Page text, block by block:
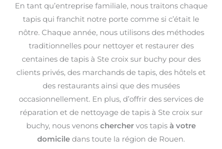
En tant qu’entreprise familiale, nous traitons chaque
tapis qui franchit notre porte comme si c’était le
nôtre. Chaque année, nous utilisons des méthodes
traditionnelles pour nettoyer et restaurer des
centaines de tapis à Ste croix sur buchy pour des
clients privés, des marchands de tapis, des hôtels et
des restaurants ainsi que des musées
occasionnellement. En plus, d’offrir des services de
réparation et de nettoyage de tapis à Ste croix sur
buchy, nous venons chercher vos tapis à votre
domicile dans toute la région de Rouen.